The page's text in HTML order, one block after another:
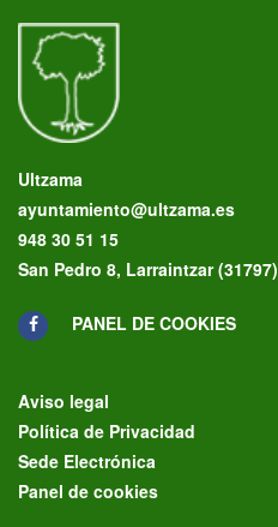
Ultzama
ayuntamiento@ultzama.es
948 30 51 15
San Pedro 8, Larraintzar (31797)
PANEL DE COOKIES
Aviso legal
Política de Privacidad
Sede Electrónica
Panel de cookies